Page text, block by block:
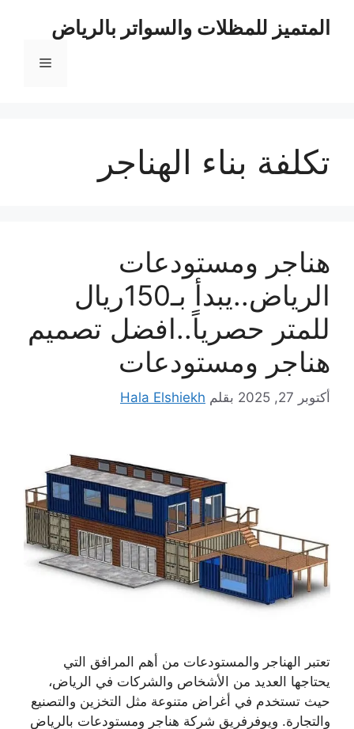
المتميز للمظلات والسواتر بالرياض
القائمة
تكلفة بناء الهناجر
هناجر ومستودعات
الرياض..يبدأ بـ150ريال
للمتر حصرياً..افضل تصميم
هناجر ومستودعات
أكتوبر 27, 2025 بقلم Hala Elshiekh
تعتبر الهناجر والمستودعات من أهم المرافق التي
يحتاجها العديد من الأشخاص والشركات في الرياض،
حيث تستخدم في أغراض متنوعة مثل التخزين والتصنيع
والتجارة. ويوفرفريق شركة هناجر ومستودعات بالرياض